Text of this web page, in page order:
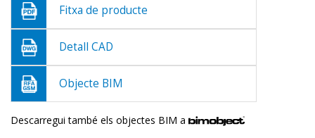
Fitxa de producte
Detall CAD
Objecte BIM
Descarregui també els objectes BIM a